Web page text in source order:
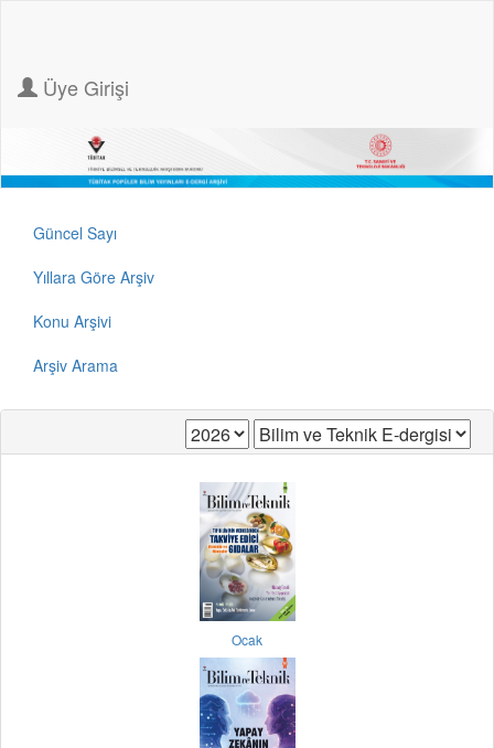
Üye Girişi
Güncel Sayı
Yıllara Göre Arşiv
Konu Arşivi
Arşiv Arama
Ocak